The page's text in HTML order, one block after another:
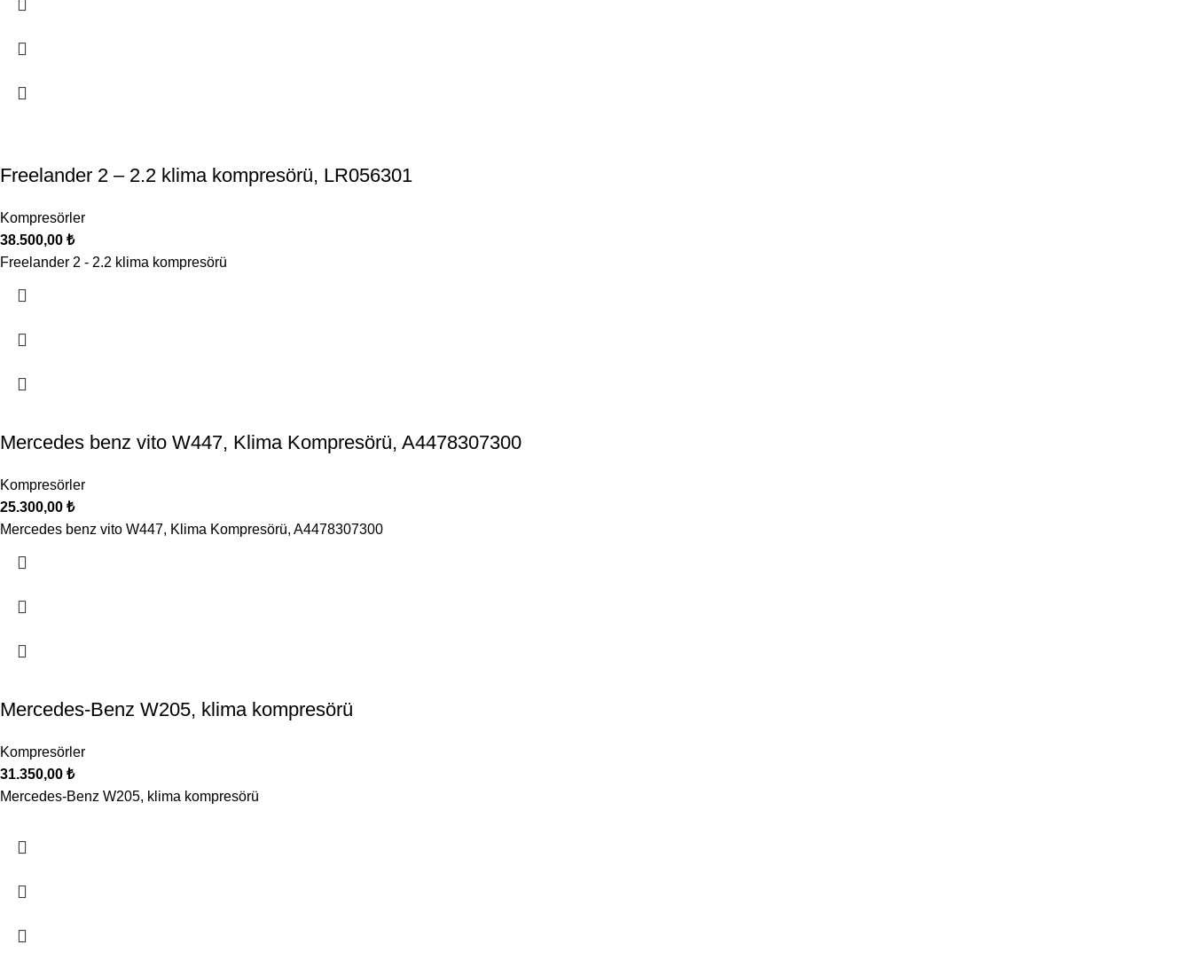
Freelander 2 – 2.2 klima kompresörü, LR056301
Kompresörler
38.500,00 ₺
Freelander 2 - 2.2 klima kompresörü
Mercedes benz vito W447, Klima Kompresörü, A4478307300
Kompresörler
25.300,00 ₺
Mercedes benz vito W447, Klima Kompresörü, A4478307300
Mercedes-Benz W205, klima kompresörü
Kompresörler
31.350,00 ₺
Mercedes-Benz W205, klima kompresörü